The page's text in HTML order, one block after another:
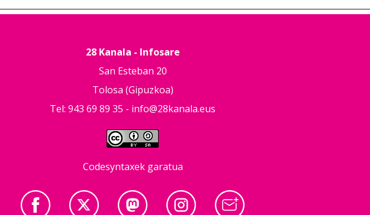
28 Kanala - Infosare
San Esteban 20
Tolosa (Gipuzkoa)
Tel: 943 69 89 35 - info@28kanala.eus
Codesyntaxek garatua